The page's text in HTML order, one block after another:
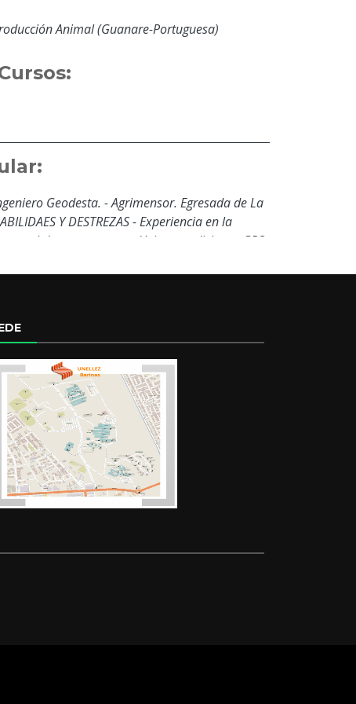
Animal (Guanare-Portuguesa)
Geodesta. - Agrimensor. Egresada de La
Y DESTREZAS - Experiencia en la
de proyectos geodésicos mediciones GPS.
y geodesia. - Manejo de Sistemas de